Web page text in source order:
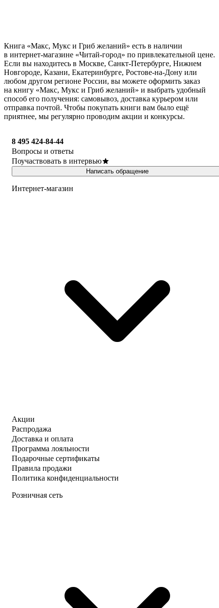
Книга «Макс, Мукс и Гриб желаний» есть в наличии
в интернет-магазине «Читай-город» по привлекательной цене.
Если вы находитесь в Москве, Санкт-Петербурге, Нижнем
Новгороде, Казани, Екатеринбурге, Ростове-на-Дону или
любом другом регионе России, вы можете оформить заказ
на книгу «Макс, Мукс и Гриб желаний» и выбрать удобный
способ его получения: самовывоз, доставка курьером или
отправка почтой. Чтобы покупать книги вам было ещё
приятнее, мы регулярно проводим акции и конкурсы.
8 495 424-84-44
Вопросы и ответы
Поучаствовать в интервью
Написать обращение
Интернет-магазин
Акции
Распродажа
Доставка и оплата
Программа лояльности
Подарочные сертификаты
Правила продажи
Политика конфиденциальности
Розничная сеть